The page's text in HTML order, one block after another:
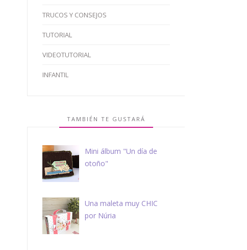
TRUCOS Y CONSEJOS
TUTORIAL
VIDEOTUTORIAL
INFANTIL
TAMBIÉN TE GUSTARÁ
Mini álbum "Un día de
otoño"
Una maleta muy CHIC
por Núria